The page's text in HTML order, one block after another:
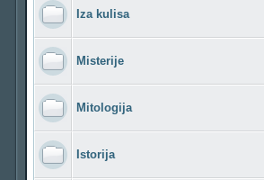
Iza kulisa
Misterije
Mitologija
Istorija